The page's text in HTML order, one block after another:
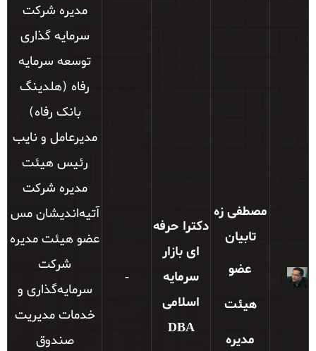
مصطفی زه
تابیان
عضو
هیئت
مدیره
دکترا حرفه
ای بازار
سرمایه
اسلامی
DBA
-
مدیره شرکت
سرمایه گذاری
توسعه سرمایه
رفاه (هلدینگ
بانک رفاه)
مدیرعامل و نایب
رئیس هیئت
مدیره شرکت
آتیه‌اندیشان مس
عضو هیئت مدیره
شرکت
سرمایه‌گذاری و
خدمات مدیریت
صندوق